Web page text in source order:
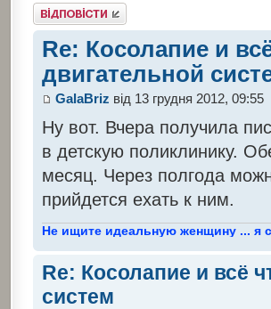
Відповісти
Re: Косолапие и
двигательной
GalaBriz від 13 грудня 2012, 09:55
Ну вот. Вчера получила
в детскую поликлинику.
месяц. Через полгода
прийдется ехать к ним.
Не ищите идеальную женщину ... я
Re: Косолапие и всё
систем